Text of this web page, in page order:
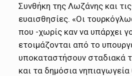
Συνθήκη της Λωζάνης και
ευαισθησίες. «Οι
που -χωρίς καν να υπάρχει
ετοιμάζονται από το
υποκαταστήσουν σταδιακά
και τα δημόσια